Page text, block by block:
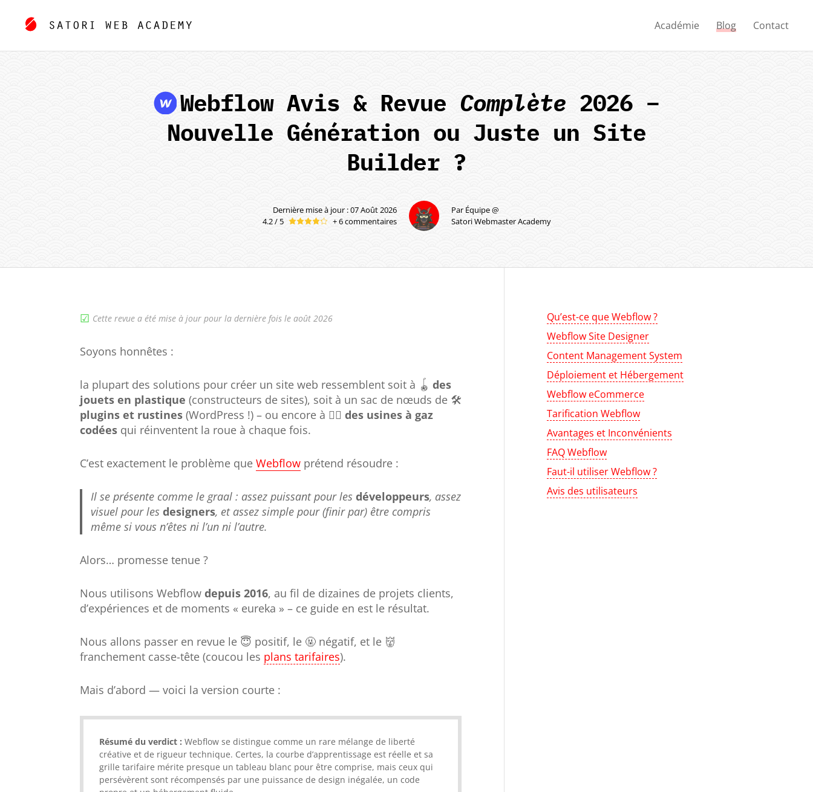
Académie Blog Contact
WebflowAvis & Revue Complète 2026 –
Nouvelle Génération ou Juste un Site
Builder ?
Dernière mise à jour : 07 Août 2026
4.2 / 5
+ 6 commentaires
Par Équipe @
Satori Webmaster Academy
☑︎ Cette revue a été mise à jour pour la dernière fois le août 2026
Soyons honnêtes :
la plupart des solutions pour créer un site web ressemblent soit à 🪀 des
jouets en plastique (constructeurs de sites), soit à un sac de nœuds de 🛠️
plugins et rustines (WordPress !) – ou encore à 😵‍💫 des usines à gaz
codées qui réinventent la roue à chaque fois.
C’est exactement le problème que Webflow prétend résoudre :
Il se présente comme le graal : assez puissant pour les développeurs, assez
visuel pour les designers, et assez simple pour (finir par) être compris
même si vous n’êtes ni l’un ni l’autre.
Alors… promesse tenue ?
Nous utilisons Webflow depuis 2016, au fil de dizaines de projets clients,
d’expériences et de moments « eureka » – ce guide en est le résultat.
Nous allons passer en revue le 😇 positif, le 🤬 négatif, et le 👹
franchement casse-tête (coucou les plans tarifaires).
Mais d’abord — voici la version courte :
Résumé du verdict : Webflow se distingue comme un rare mélange de liberté
créative et de rigueur technique. Certes, la courbe d’apprentissage est réelle et sa
grille tarifaire mérite presque un tableau blanc pour être comprise, mais ceux qui
persévèrent sont récompensés par une puissance de design inégalée, un code
Qu’est-ce que Webflow ?
Webflow Site Designer
Content Management System
Déploiement et Hébergement
Webflow eCommerce
Tarification Webflow
Avantages et Inconvénients
FAQ Webflow
Faut-il utiliser Webflow ?
Avis des utilisateurs